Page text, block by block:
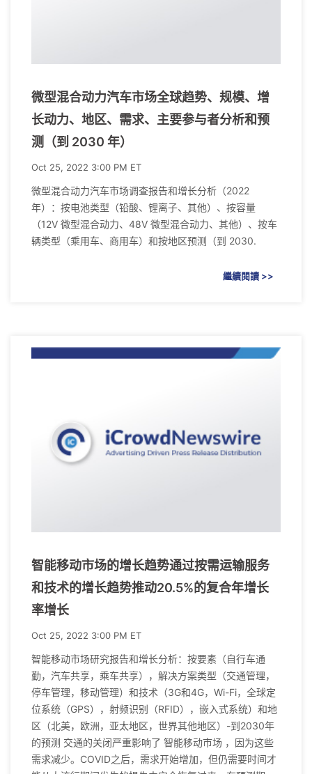
微型混合动力汽车市场全球趋势、规模、增
长动力、地区、需求、主要参与者分析和预
测（到 2030 年）
Oct 25, 2022 3:00 PM ET
微型混合动力汽车市场调查报告和增长分析（2022
年）：按电池类型（铅酸、锂离子、其他）、按容量
（12V 微型混合动力、48V 微型混合动力、其他）、按车
辆类型（乘用车、商用车）和按地区预测（到 2030.
繼續閱讀 >>
智能移动市场的增长趋势通过按需运输服务
和技术的增长趋势推动20.5%的复合年增长
率增长
Oct 25, 2022 3:00 PM ET
智能移动市场研究报告和增长分析：按要素（自行车通
勤，汽车共享，乘车共享），解决方案类型（交通管理，
停车管理，移动管理）和技术（3G和4G，Wi-Fi，全球定
位系统（GPS），射频识别（RFID），嵌入式系统）和地
区（北美，欧洲，亚太地区，世界其他地区）-到2030年
的预测 交通的关闭严重影响了 智能移动市场 ，因为这些
需求减少。COVID之后，需求开始增加，但仍需要时间才